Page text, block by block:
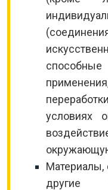
способные
условиях
Материалы,
другие